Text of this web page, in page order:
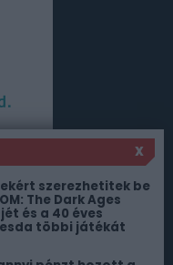
X
szerezhetitek be
The Dark Ages
és a 40 éves
többi játékát